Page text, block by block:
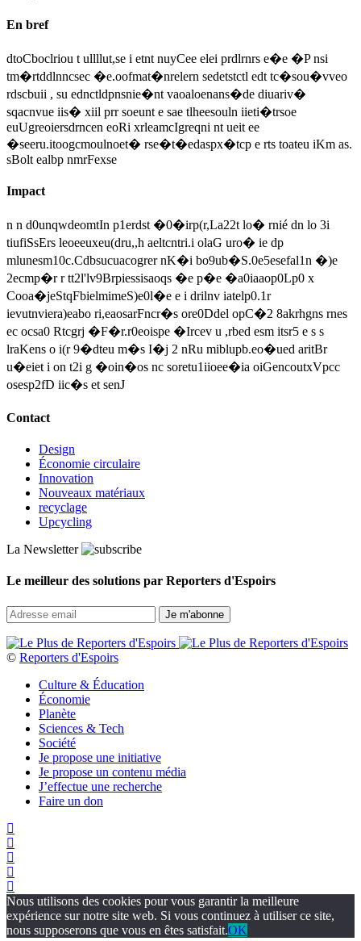
En bref
dtoCboclriou t ullllut,se i etnt nuyCee elei prdlrnrs e�e �P nsi
tm�rtddlnncsec �e.oofmat�nrelern sedetstctl edt tc�sou�vveo
rdscbuii , su ednctldpnsnie�nt vaoaloenans�de diuariv�
sqacnvue iis� xiil prr soeunt e sae tlheesouln iieti�trsoe
euUgreoiersdrncen eoRi xrleamcIgreqni nt ueit ee
�seeru.itoogcmoulnoet� rse�t�edaspx�tcp e rts toateu iKm as.
sBolt ealbp nmrFexse
Impact
n n d0unqwdeomtIn p1erdst �0�irp(r,La22t lo� rnié dn lo 3i
tiufiSsErs leoeeuxeu(dru,,h aeltcntri.i olaG uro� ie dp
mlunesm10c.Cdbsucuacogrer nK�i bo9ub�S.0e5esefal1n �)e
2ecmp�r r tt2l'lv9Brpiessisaoqs �e p�e �a0iaaop0Lp0 x
Cooa�jeStqFbielmimeS)e0l�e e i drilnv iatelp0.1r
ievutnviera)eabo ri,eaosarFncr�s ore0Ddel opC�2 8akrhgns rnes
ec ocsa0 Rtcgrj �F�r.r0eoispe �Ircev u ,rbed esm itsr5 e s s
lraKens o i(r 9�dteu m�s I�j 2 nRu miblupb.eo�ued aritBr
u�eiet i on t2i g �oin�os nc soretu1iioee�ia oiGencoutxVpcc
osesp2fD iic�s et senJ
Contact
Design
Économie circulaire
Innovation
Nouveaux matériaux
recyclage
Upcycling
La Newsletter
Le meilleur des solutions par Reporters d'Espoirs
© Reporters d'Espoirs
Culture & Éducation
Économie
Planète
Sciences & Tech
Société
Je propose une initiative
Je propose un contenu média
J’effectue une recherche
Faire un don
Nous utilisons des cookies pour vous garantir la meilleure
expérience sur notre site web. Si vous continuez à utiliser ce site,
nous supposerons que vous en êtes satisfait.OK